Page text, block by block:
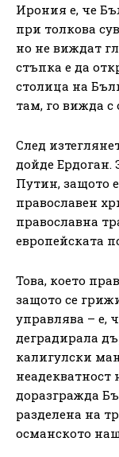
Ирония е, че
при толкова
но не виждат
стъпка е да
столица на
там, го вижда с
След
дойде
Путин, защото
православен
православна
европейската
Това, което
защото се
управлява – е,
деградирала
калигулски
неадекватност
доразгражда
разделена на
османското